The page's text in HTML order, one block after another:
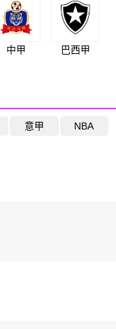
中甲 巴西甲
意甲 NBA